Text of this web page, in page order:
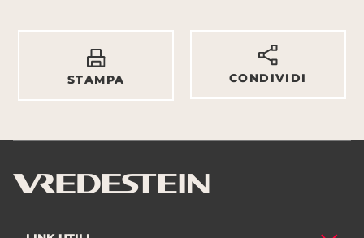
STAMPA CONDIVIDI